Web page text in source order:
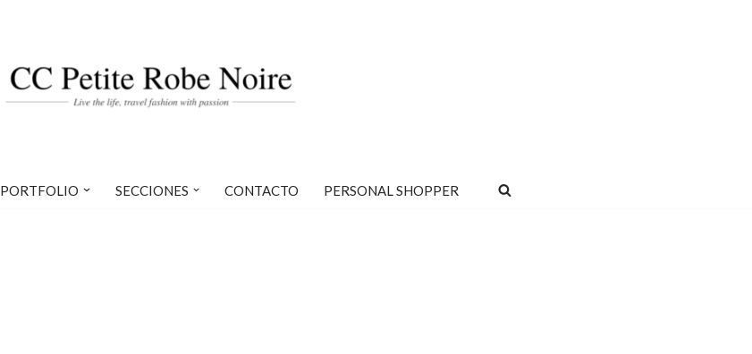
PORTFOLIO SECCIONES CONTACTO PERSONAL SHOPPER